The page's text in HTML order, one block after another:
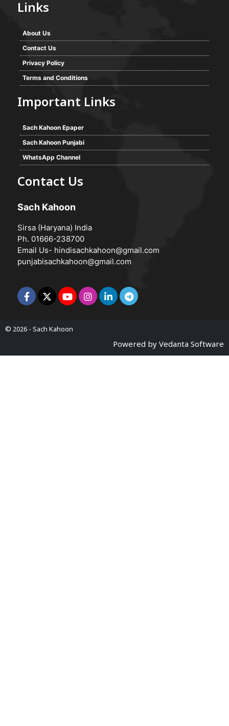
Links
About Us
Contact Us
Privacy Policy
Terms and Conditions
Important Links
Sach Kahoon Epaper
Sach Kahoon Punjabi
WhatsApp Channel
Contact Us
Sach Kahoon
Sirsa (Haryana) India
Ph. 01666-238700
Email Us- hindisachkahoon@gmail.com
punjabisachkahoon@gmail.com
© 2026 - Sach Kahoon
Powered by Vedanta Software